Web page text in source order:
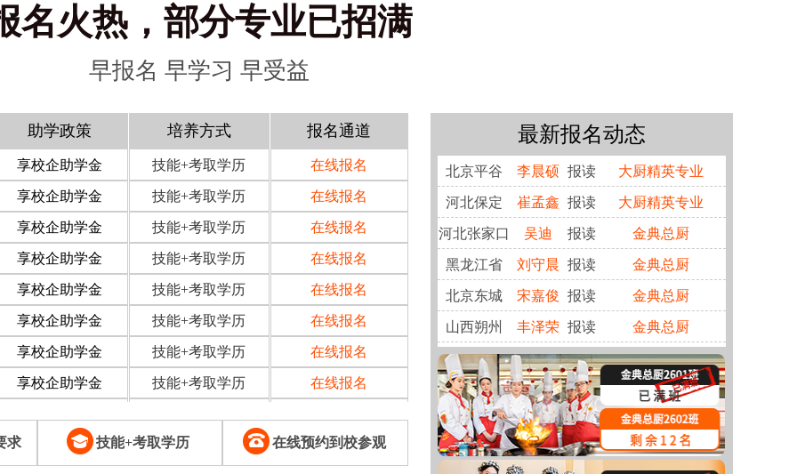
名火热，部分专业已招满
早报名 早学习 早受益
助学政策 培养方式 报名通道
享校企助学金 技能+考取学历 在线报名
享校企助学金 技能+考取学历 在线报名
享校企助学金 技能+考取学历 在线报名
享校企助学金 技能+考取学历 在线报名
享校企助学金 技能+考取学历 在线报名
享校企助学金 技能+考取学历 在线报名
享校企助学金 技能+考取学历 在线报名
享校企助学金 技能+考取学历 在线报名
享校企助学金 技能+考取学历 在线报名
求 技能+考取学历 在线预约到校参观
最新报名动态
北京平谷 李晨硕 报读 大厨精英专业
河北保定 崔孟鑫 报读 大厨精英专业
河北张家口 吴迪 报读 金典总厨
黑龙江省 刘守晨 报读 金典总厨
北京东城 宋嘉俊 报读 金典总厨
山西朔州 丰泽荣 报读 金典总厨
北京顺义 陶立心 报读 时尚西点
河北秦皇岛 李沅骏 报读 金典总厨
河北廊坊 邢国健 报读 金典总厨
河北廊坊 陈思文 报读 金典总厨